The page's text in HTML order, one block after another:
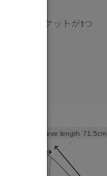
つ、袖ポケットが1つ
トが1つ
Sleeve length 71.5cm